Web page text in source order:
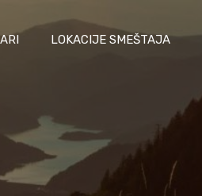
LOKACIJE SMEŠTAJA